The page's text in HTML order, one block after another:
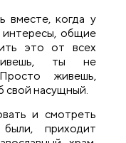
вместе, когда у
общие
это от всех
ты не
живешь,
свой насущный.
и смотреть
приходит